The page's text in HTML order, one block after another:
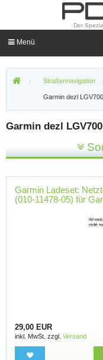
Der
Menü
Straßennavigation
Garmin dezl LGV700
Garmin dezl
Garmin Ladeset:
(010-11478-05) für
29,00 EUR
inkl. MwSt. zzgl. Versand